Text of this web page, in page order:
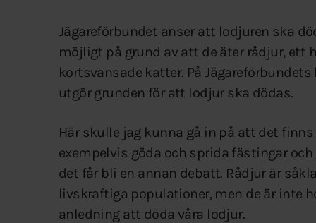
Jägareförbundet anser att lodjuren ska
möjligt på grund av att de äter rådjur,
kortsvansade katter. På
utgör grunden för att lodjur ska dödas.
Här skulle jag kunna gå in på att det
exempelvis göda och sprida fästingar
det får bli en annan debatt. Rådjur är
livskraftiga populationer, men de är inte
anledning att döda våra lodjur.